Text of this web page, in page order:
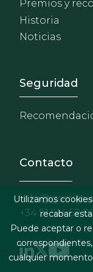
Premios y
Historia
Noticias
Footer
Seguridad
Contacto
+34 91 514 52
Utilizamos
recabar
Puede aceptar o
cualquier